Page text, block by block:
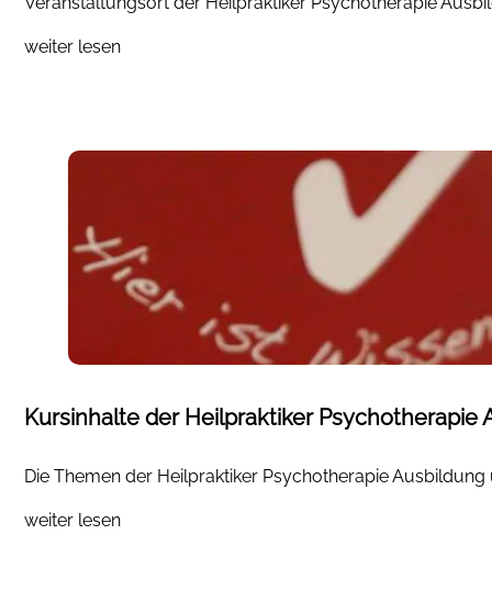
weiter lesen
Kursinhalte der Heilpraktiker Psychotherapie
Die Themen der Heilpraktiker Psychotherapie
weiter lesen